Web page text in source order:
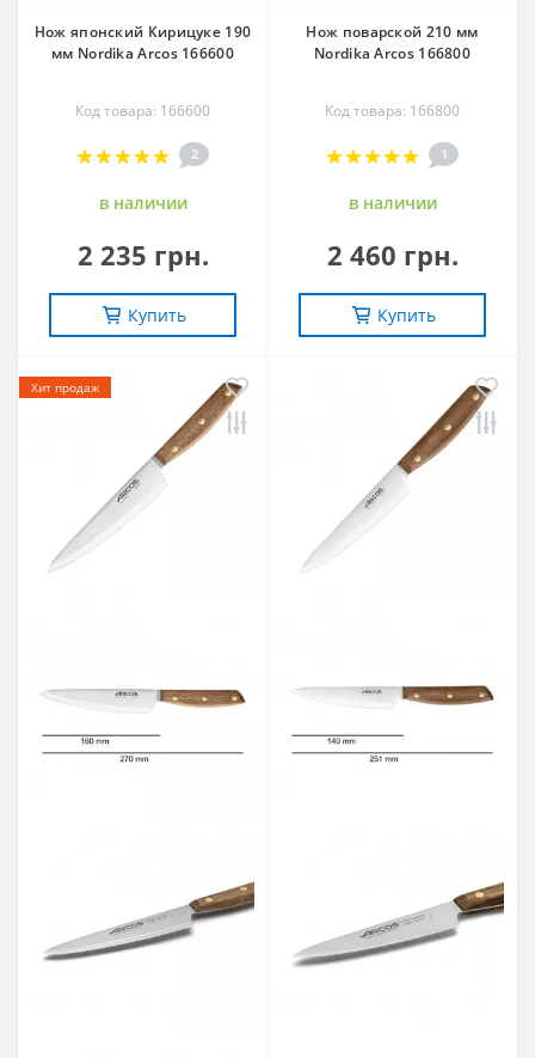
Нож японский Кирицуке 190
мм Nordika Arcos 166600
Код товара: 166600
2
в наличии
2 235 грн.
Купить
Нож поварской 210 мм
Nordika Arcos 166800
Код товара: 166800
1
в наличии
2 460 грн.
Купить
Хит продаж